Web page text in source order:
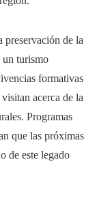
preservación de la
turismo
formativas
acerca de la
Programas
que las próximas
de este legado